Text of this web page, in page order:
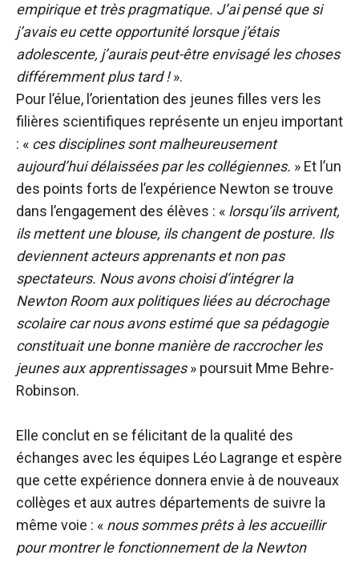
empirique et très pragmatique. J’ai pensé que si
j’avais eu cette opportunité lorsque j’étais
adolescente, j’aurais peut-être envisagé les choses
différemment plus tard !».
Pour l’élue, l’orientation des jeunes filles vers les
filières scientifiques représente un enjeu important
: « ces disciplines sont malheureusement
aujourd’hui délaissées par les collégiennes. » Et l’un
des points forts de l’expérience Newton se trouve
dans l’engagement des élèves : « lorsqu’ils arrivent,
ils mettent une blouse, ils changent de posture. Ils
deviennent acteurs apprenants et non pas
spectateurs. Nous avons choisi d’intégrer la
Newton Room aux politiques liées au décrochage
scolaire car nous avons estimé que sa pédagogie
constituait une bonne manière de raccrocher les
jeunes aux apprentissages» poursuit Mme Behre-
Robinson.
Elle conclut en se félicitant de la qualité des
échanges avec les équipes Léo Lagrange et espère
que cette expérience donnera envie à de nouveaux
collèges et aux autres départements de suivre la
même voie : « nous sommes prêts à les accueillir
pour montrer le fonctionnement de la Newton